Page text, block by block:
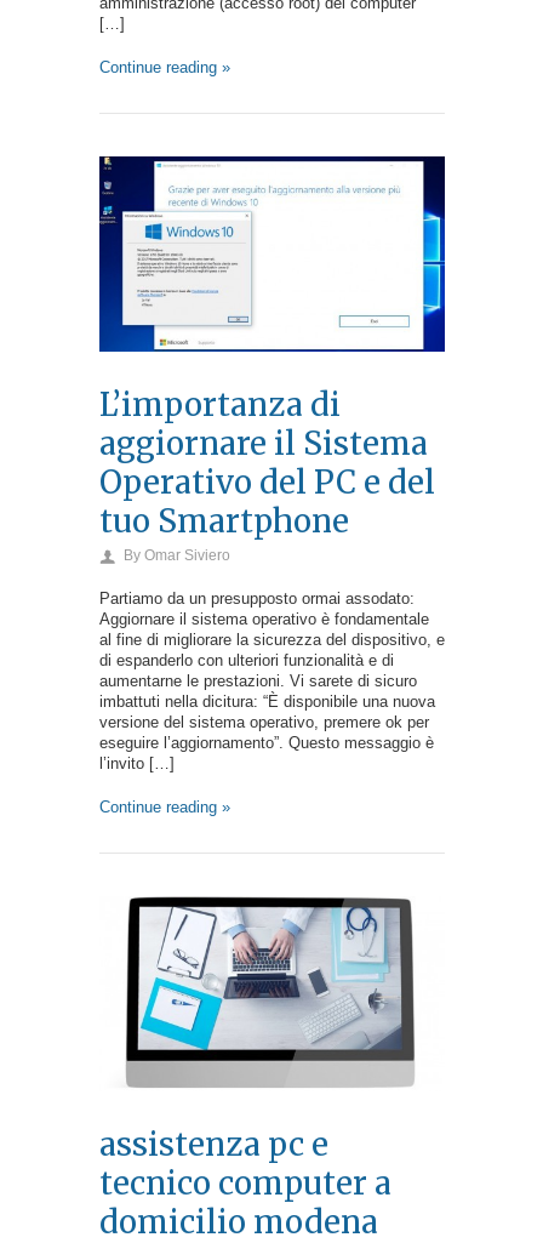
[…]
Continue reading »
L’importanza di
aggiornare il Sistema
Operativo del PC e del
tuo Smartphone
By Omar Siviero
Partiamo da un presupposto ormai assodato:
Aggiornare il sistema operativo è fondamentale
al fine di migliorare la sicurezza del dispositivo, e
di espanderlo con ulteriori funzionalità e di
aumentarne le prestazioni. Vi sarete di sicuro
imbattuti nella dicitura: “È disponibile una nuova
versione del sistema operativo, premere ok per
eseguire l’aggiornamento”. Questo messaggio è
l’invito […]
Continue reading »
assistenza pc e
tecnico computer a
domicilio modena